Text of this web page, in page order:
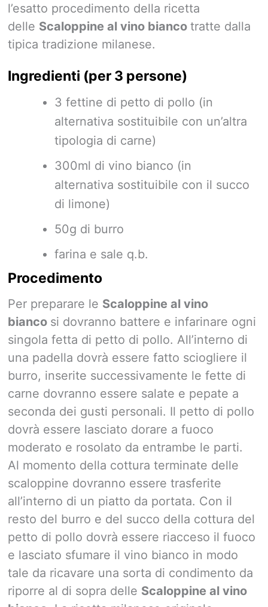
l’esatto procedimento della ricetta
delle Scaloppine al vino bianco tratte dalla
tipica tradizione milanese.
Ingredienti (per 3 persone)
3 fettine di petto di pollo (in
alternativa sostituibile con un’altra
tipologia di carne)
300ml di vino bianco (in
alternativa sostituibile con il succo
di limone)
50g di burro
farina e sale q.b.
Procedimento
Per preparare le Scaloppine al vino
bianco si dovranno battere e infarinare ogni
singola fetta di petto di pollo. All’interno di
una padella dovrà essere fatto sciogliere il
burro, inserite successivamente le fette di
carne dovranno essere salate e pepate a
seconda dei gusti personali. Il petto di pollo
dovrà essere lasciato dorare a fuoco
moderato e rosolato da entrambe le parti.
Al momento della cottura terminate delle
scaloppine dovranno essere trasferite
all’interno di un piatto da portata. Con il
resto del burro e del succo della cottura del
petto di pollo dovrà essere riacceso il fuoco
e lasciato sfumare il vino bianco in modo
tale da ricavare una sorta di condimento da
riporre al di sopra delle Scaloppine al vino